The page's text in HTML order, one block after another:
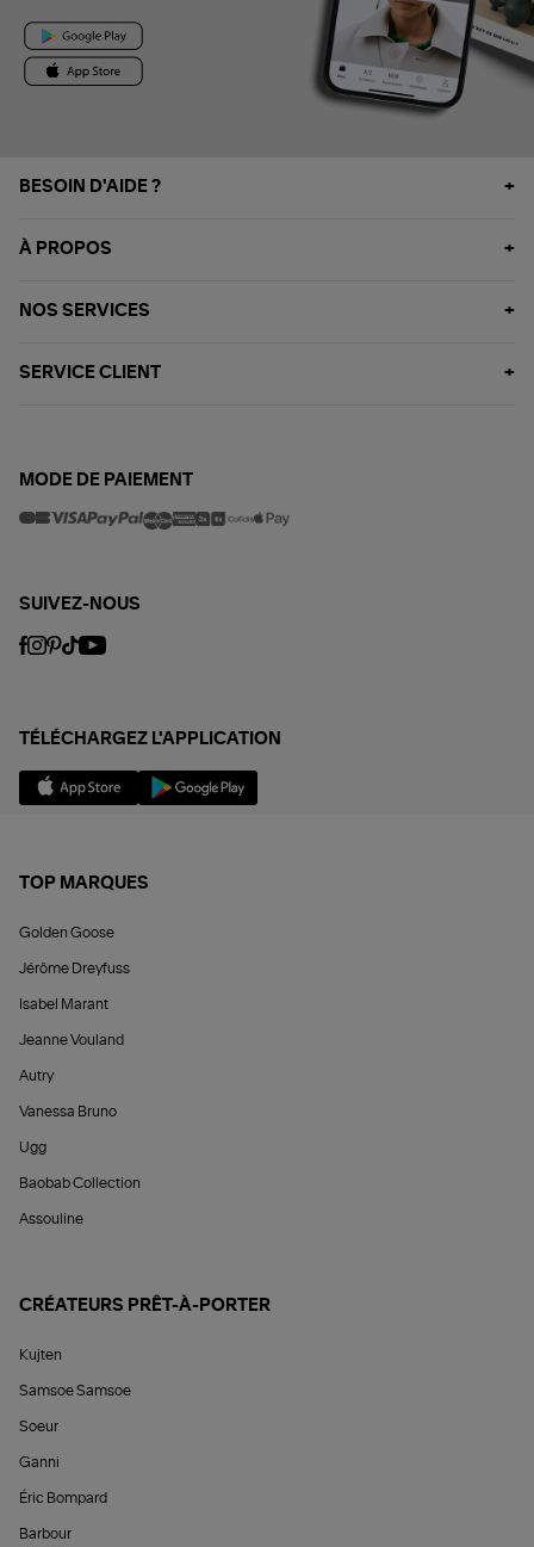
BESOIN D'AIDE ?
À PROPOS
NOS SERVICES
SERVICE CLIENT
MODE DE PAIEMENT
SUIVEZ-NOUS
TÉLÉCHARGEZ L'APPLICATION
TOP MARQUES
Golden Goose
Jérôme Dreyfuss
Isabel Marant
Jeanne Vouland
Autry
Vanessa Bruno
Ugg
Baobab Collection
Assouline
CRÉATEURS PRÊT-À-PORTER
Kujten
Samsoe Samsoe
Soeur
Ganni
Éric Bompard
Barbour